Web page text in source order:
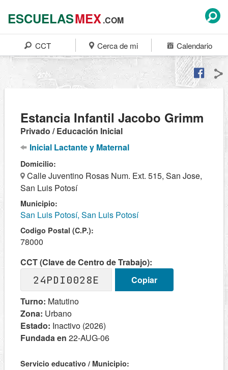
ESCUELASMEX.COM
CCT Cerca de mi Calendario
Estancia Infantil Jacobo Grimm
Privado / Educación Inicial
Inicial Lactante y Maternal
Domicilio:
Calle Juventino Rosas Num. Ext. 515, San Jose,
San Luis Potosí
Municipio:
San Luis Potosí, San Luis Potosí
Codigo Postal (C.P.):
78000
CCT (Clave de Centro de Trabajo):
24PDI0028E
Copiar
Turno: Matutino
Zona: Urbano
Estado: Inactivo (2026)
Fundada en 22-AUG-06
Servicio educativo / Municipio: